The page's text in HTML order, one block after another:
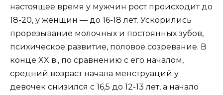
настоящее время у мужчин рост происходит до
18-20, у женщин — до 16-18 лет. Ускорились
прорезывание молочных и постоянных зубов,
психическое развитие, половое созревание. В
конце XX в., по сравнению с его началом,
средний возраст начала менструаций у
девочек снизился с 16,5 до 12-13 лет, а начало